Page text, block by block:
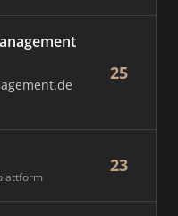
25
23